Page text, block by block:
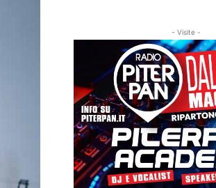
- Visite -